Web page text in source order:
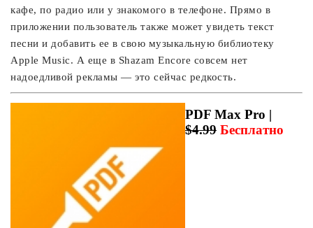
кафе, по радио или у знакомого в телефоне. Прямо в
приложении пользователь также может увидеть текст
песни и добавить ее в свою музыкальную библиотеку
Apple Music. А еще в Shazam Encore совсем нет
надоедливой рекламы — это сейчас редкость.
PDF Max Pro |
$4.99 Бесплатно